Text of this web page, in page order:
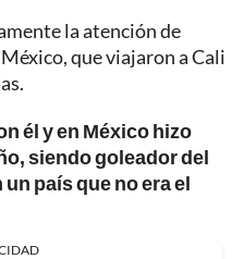
la atención de
que viajaron a Cali
él y en México hizo
siendo goleador del
país que no era el